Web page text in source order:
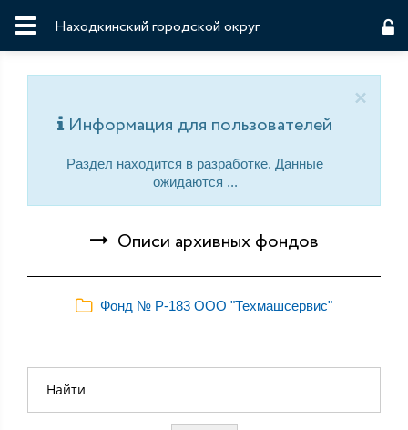
Находкинский городской округ
×
Информация для пользователей
Раздел находится в разработке. Данные
ожидаются ...
Описи архивных фондов
Фонд № Р-183 ООО "Техмашсервис"